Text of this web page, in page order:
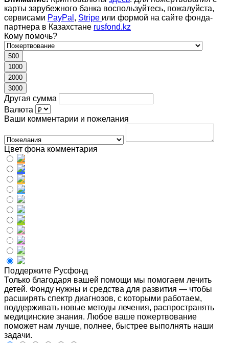
карты зарубежного банка воспользуйтесь, пожалуйста,
сервисами PayPal , Stripe или формой на сайте фонда-
партнера в Казахстане rusfond.kz
Кому помочь?
500
1000
2000
3000
Другая сумма
Валюта
Ваши комментарии и пожелания
Цвет фона комментария
Поддержите Русфонд
Только благодаря вашей помощи мы помогаем лечить
детей. Фонду нужны и средства для развития — чтобы
расширять спектр диагнозов, с которыми работаем,
поддерживать новые методы лечения, распространять
медицинские знания. Любое ваше пожертвование
поможет нам лучше, полнее, быстрее выполнять наши
задачи.